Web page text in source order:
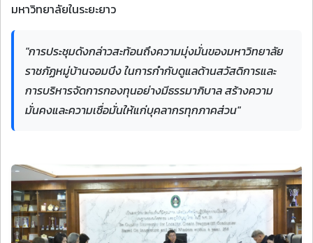
มหาวิทยาลัยในระยะยาว
"การประชุมดังกล่าวสะท้อนถึงความมุ่งมั่นของมหาวิทยาลัย
ราชภัฏหมู่บ้านจอมบึง ในการกำกับดูแลด้านสวัสดิการและ
การบริหารจัดการกองทุนอย่างมีธรรมาภิบาล สร้างความ
มั่นคงและความเชื่อมั่นให้แก่บุคลากรทุกภาคส่วน"